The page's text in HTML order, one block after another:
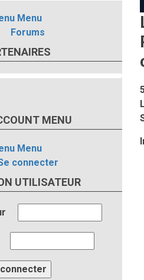
Menu
Forums
MENU
Menu
connecter
UTILISATEUR